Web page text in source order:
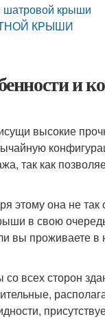
шатровой крыши
КРЫШИ
и
высокие
так как
она не так
в свою
вы проживаете
всех сторон